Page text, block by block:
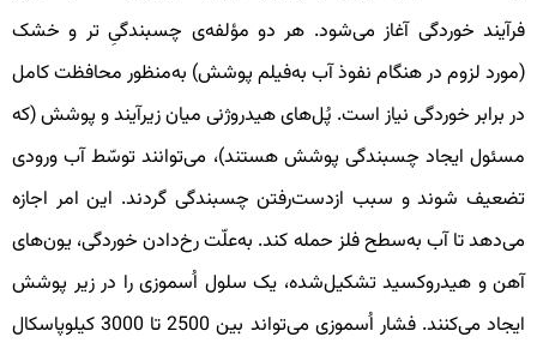
فرآیند خوردگی آغاز می‌شود. هر دو مؤلفه‌ی چسبندگیِ تر و خشک
(مورد لزوم در هنگام نفوذ آب به‌فیلم پوشش) به‌منظور محافظت کامل
در برابر خوردگی نیاز است. پُل‌های هیدروژنی میان زیرآیند و پوشش (که
مسئول ایجاد چسبندگی پوشش هستند)، می‌توانند توسّط آب ورودی
تضعیف شوند و سبب ازدست‌رفتن چسبندگی گردند. این امر اجازه
می‌دهد تا آب به‌سطح فلز حمله کند. به‌علّت رخ‌دادن خوردگی، یون‌های
آهن و هیدروکسید تشکیل‌شده، یک سلول اُسموزی را در زیر پوشش
ایجاد می‌کنند. فشار اُسموزی می‌تواند بین 2500 تا 3000 کیلوپاسکال